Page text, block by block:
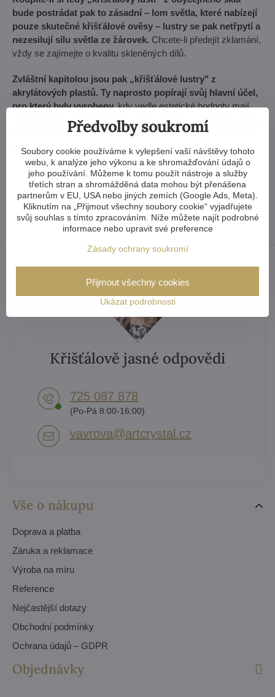
bude postrádat pak to zásadní – lom světla, které nabízejí
pouze skutečné křišťálové ověsy – lustry se pak netřpytí a
nezesilují sílu světla ze žárovek. Chcete-li předejít zklamání,
vždy se zajímejte o kvalitu skleněných dílů.
Zvláštní kapitolou jsou pak „křišťálové lustry" z
akrylátových plastů. Ty naprosto popírají svůj hlavní účel,
pro který byly vyrobeny,kdy vedle estetické hodnoty mají
násobit sílu světla ze žárovek. Plast teplem ze žárovek rychle
degraduje a šedne. Řemeslné zpracování takovýchto lustrů
pak odpovídá jejich nízké ceně...
FacebookTwitterBlueskyPinterestReddit LinkedInWhatsApp
E-
mail
Vše o nákupu
Doprava a platba
Záruka a reklamace
Výroba na míru
Reference
Nejčastější dotazy
Obchodní podmínky
Ochrana údajů – GDPR
Objednávky
Křišťálově jasné odpovědi
725 087 878​
(Po-Pá 8:00-16:00)
vavrova​@artcrystal​.cz
Předvolby soukromí
Soubory cookie používáme k vylepšení vaší návštěvy tohoto
webu, k analýze jeho výkonu a ke shromažďování údajů o
jeho používání. Můžeme k tomu použít nástroje a služby
třetích stran a shromážděná data mohou být přenášena
partnerům v EU, USA nebo jiných zemích (Google Ads, Meta).
Kliknutím na „Přijmout všechny soubory cookie“ vyjadřujete
svůj souhlas s tímto zpracováním. Níže můžete najít podrobné
informace nebo upravit své preference
Zásady ochrany soukromí
Ukázat podrobnosti
Přijmout všechny cookies